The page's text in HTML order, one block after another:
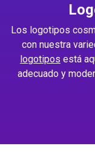
Los logotipos
con nuestra
logotipos está
adecuado y